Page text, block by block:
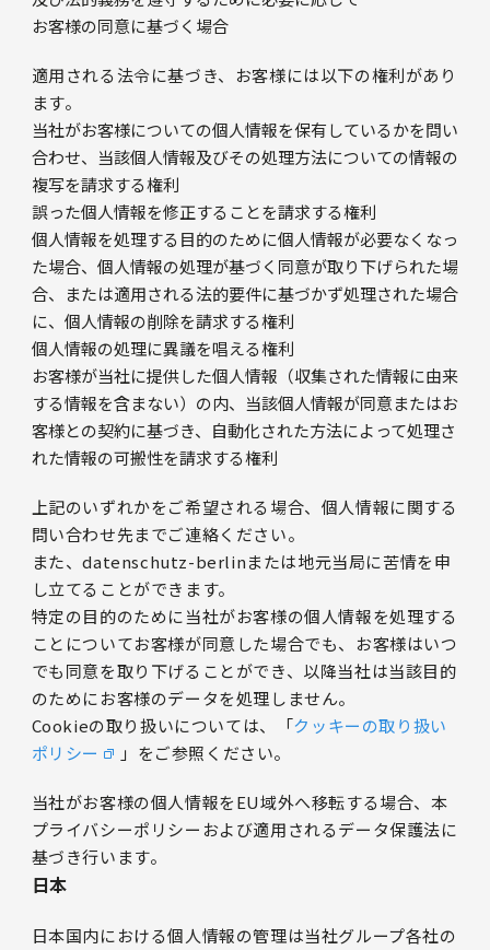
お客様の同意に基づく場合
適用される法令に基づき、お客様には以下の権利があり
ます。
当社がお客様についての個人情報を保有しているかを問い
合わせ、当該個人情報及びその処理方法についての情報の
複写を請求する権利
誤った個人情報を修正することを請求する権利
個人情報を処理する目的のために個人情報が必要なくなっ
た場合、個人情報の処理が基づく同意が取り下げられた場
合、または適用される法的要件に基づかず処理された場合
に、個人情報の削除を請求する権利
個人情報の処理に異議を唱える権利
お客様が当社に提供した個人情報（収集された情報に由来
する情報を含まない）の内、当該個人情報が同意またはお
客様との契約に基づき、自動化された方法によって処理さ
れた情報の可搬性を請求する権利
上記のいずれかをご希望される場合、個人情報に関する
問い合わせ先までご連絡ください。
また、datenschutz-berlinまたは地元当局に苦情を申
し立てることができます。
特定の目的のために当社がお客様の個人情報を処理する
ことについてお客様が同意した場合でも、お客様はいつ
でも同意を取り下げることができ、以降当社は当該目的
のためにお客様のデータを処理しません。
Cookieの取り扱いについては、「クッキーの取り扱い
ポリシー
」をご参照ください。
当社がお客様の個人情報をEU域外へ移転する場合、本
プライバシーポリシーおよび適用されるデータ保護法に
基づき行います。
日本
日本国内における個人情報の管理は当社グループ各社の